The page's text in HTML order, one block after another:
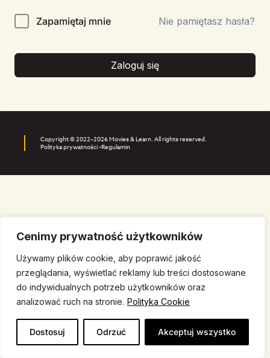
Cenimy prywatność użytkowników
Używamy plików cookie, aby poprawić jakość
przeglądania, wyświetlać reklamy lub treści dostosowane
do indywidualnych potrzeb użytkowników oraz
analizować ruch na stronie. Polityka Cookie
Dostosuj Odrzuć Akceptuj wszystko
Zapamiętaj mnie Nie pamiętasz hasła?
Zaloguj się
Copyright © 2022–2026 Movies & Learn. All rights reserved.
Polityka prywatności •Regulamin